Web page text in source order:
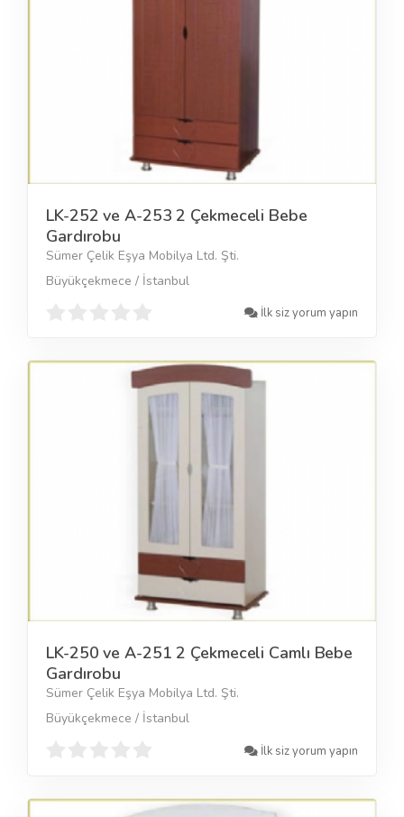
LK-252 ve A-253 2 Çekmeceli Bebe
Gardırobu
Sümer Çelik Eşya Mobilya Ltd. Şti.
Büyükçekmece / İstanbul
İlk siz yorum yapın
LK-250 ve A-251 2 Çekmeceli Camlı Bebe
Gardırobu
Sümer Çelik Eşya Mobilya Ltd. Şti.
Büyükçekmece / İstanbul
İlk siz yorum yapın